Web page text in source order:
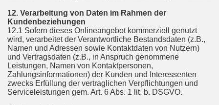
12. Verarbeitung von Daten im Rahmen der
Kundenbeziehungen
12.1 Sofern dieses Onlineangebot kommerziell genutzt
wird, verarbeitet der Verantwortliche Bestandsdaten (z.B.,
Namen und Adressen sowie Kontaktdaten von Nutzern)
und Vertragsdaten (z.B., in Anspruch genommene
Leistungen, Namen von Kontaktpersonen,
Zahlungsinformationen) der Kunden und Interessenten
zwecks Erfüllung der vertraglichen Verpflichtungen und
Serviceleistungen gem. Art. 6 Abs. 1 lit. b. DSGVO.